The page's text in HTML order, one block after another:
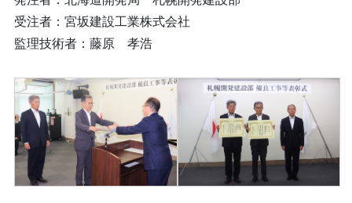
受注者：宮坂建設工業株式会社
監理技術者：藤原 孝浩